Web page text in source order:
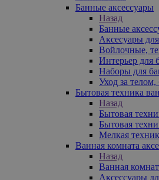
Банные аксессуары
Назад
Банные
Аксесуары
Войлочные,
Интерьер для
Наборы для
Уход за телом,
Бытовая техника
Назад
Бытовая
Бытовая
Мелкая
Ванная комната
Назад
Ванная
Аксессуары